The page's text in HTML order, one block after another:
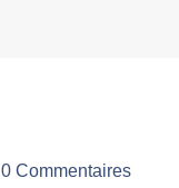
0 Commentaires